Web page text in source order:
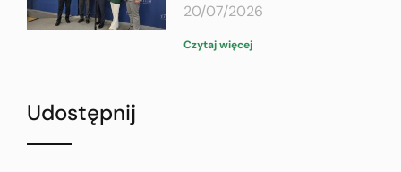
20/07/2026
Czytaj więcej
Udostępnij